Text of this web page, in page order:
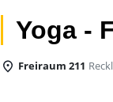
Yoga -
Freiraum 211